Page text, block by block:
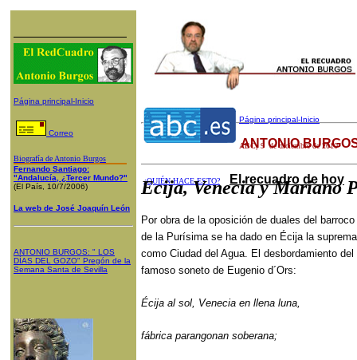
Página principal-Inicio
Correo
Biografía de Antonio Burgos
Fernando Santiago:
"Andalucía, ¿Tercer Mundo?"
(El País, 10/7/2006)
La web de José Joaquín León
ANTONIO BURGOS: " LOS
DÍAS DEL GOZO" Pregón de la
Semana Santa de Sevilla
Página principal-Inicio
ABC, 9de diciembre de 2010
¿QUIÉN HACE ESTO? El recuadro de hoy
ANTONIO
Ecija, Venecia y Mariano
Por obra de la oposición de duales del
de la Purísima se ha dado en Écija la
como Ciudad del Agua. El desbordamiento
famoso soneto de Eugenio d´Ors:
Écija al sol, Venecia en llena luna,
fábrica parangonan soberana;